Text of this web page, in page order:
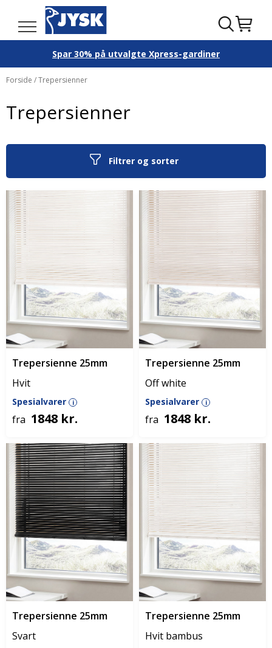
Spar 30% på utvalgte Xpress-gardiner
Forside / Trepersienner
Trepersienner
Filtrer og sorter
Trepersienne 25mm
Hvit
Spesialvarer i
fra 1848 kr.
Trepersienne 25mm
Off white
Spesialvarer i
fra 1848 kr.
Trepersienne 25mm
Svart
Trepersienne 25mm
Hvit bambus